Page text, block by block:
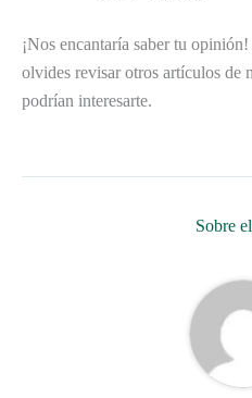
¡Nos encantaría saber tu
olvides revisar otros artículos de
podrían interesarte.
Sobre